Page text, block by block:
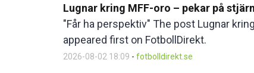
Lugnar kring MFF-oro – pekar på
"Får ha perspektiv" The post Lugnar
appeared first on FotbollDirekt.
2026-08-02 18:09 - fotbolldirekt.se